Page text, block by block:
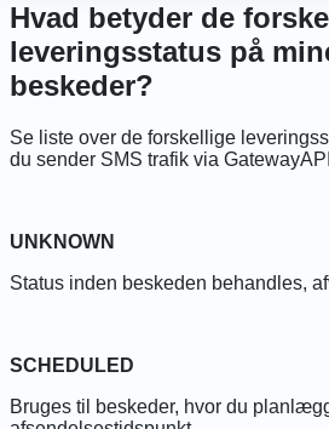
Hvad betyder de
leveringsstatus på
beskeder?
Se liste over de forskellige
du sender SMS trafik via
UNKNOWN
Status inden beskeden behandles,
SCHEDULED
Bruges til beskeder, hvor du